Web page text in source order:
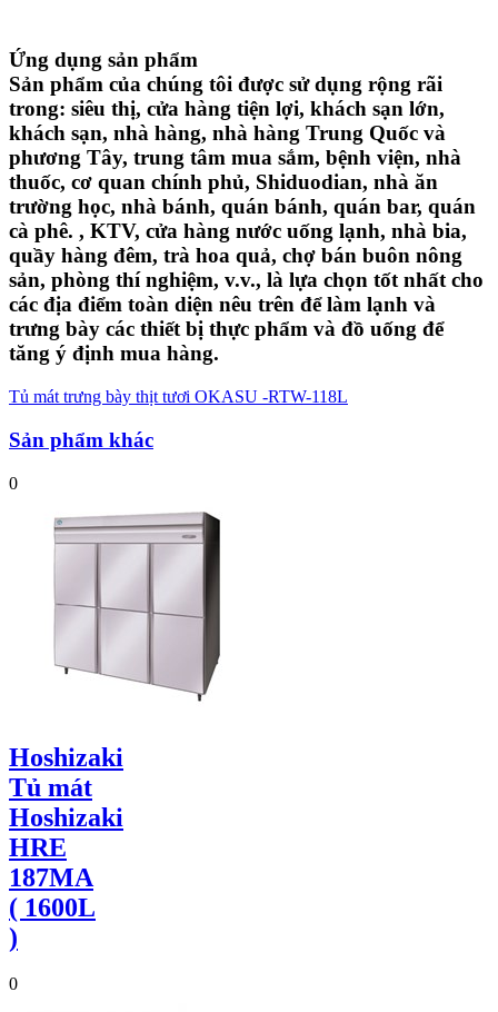
Ứng dụng sản phẩm
Sản phẩm của chúng tôi được sử dụng rộng rãi
trong: siêu thị, cửa hàng tiện lợi, khách sạn lớn,
khách sạn, nhà hàng, nhà hàng Trung Quốc và
phương Tây, trung tâm mua sắm, bệnh viện, nhà
thuốc, cơ quan chính phủ, Shiduodian, nhà ăn
trường học, nhà bánh, quán bánh, quán bar, quán
cà phê. , KTV, cửa hàng nước uống lạnh, nhà bia,
quầy hàng đêm, trà hoa quả, chợ bán buôn nông
sản, phòng thí nghiệm, v.v., là lựa chọn tốt nhất cho
các địa điểm toàn diện nêu trên để làm lạnh và
trưng bày các thiết bị thực phẩm và đồ uống để
tăng ý định mua hàng.
Tủ mát trưng bày thịt tươi OKASU -RTW-118L
Sản phẩm khác
0
Hoshizaki
Tủ mát
Hoshizaki
HRE
187MA
( 1600L
)
0